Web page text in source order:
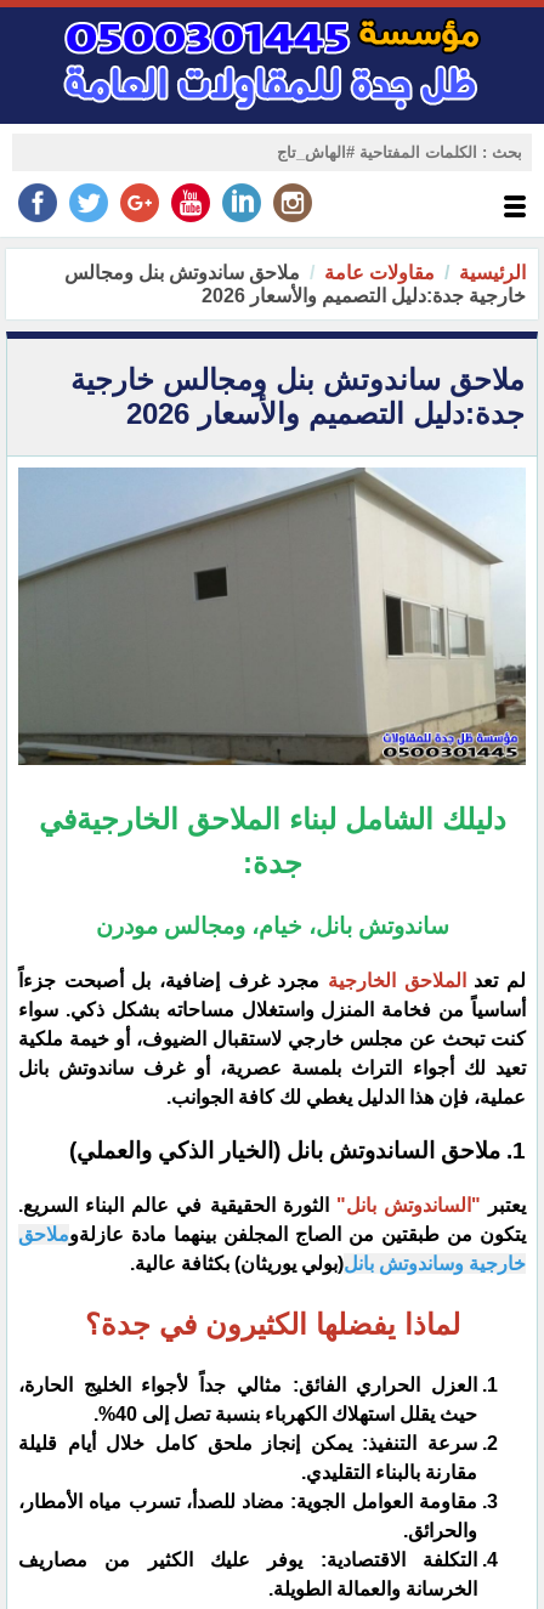
الرئيسية مقاولات عامة
ملاحق ساندوتش بنل ومجالس
خارجية جدة:دليل التصميم والأسعار 2026
ملاحق ساندوتش بنل ومجالس خارجية
جدة:دليل التصميم والأسعار 2026
دليلك الشامل لبناء الملاحق الخارجيةفي
جدة:
ساندوتش بانل، خيام، ومجالس مودرن
​لم تعد الملاحق الخارجية مجرد غرف إضافية، بل أصبحت جزءاً
أساسياً من فخامة المنزل واستغلال مساحاته بشكل ذكي. سواء
كنت تبحث عن مجلس خارجي لاستقبال الضيوف، أو خيمة ملكية
تعيد لك أجواء التراث بلمسة عصرية، أو غرف ساندوتش بانل
عملية، فإن هذا الدليل يغطي لك كافة الجوانب.
​1. ملاحق الساندوتش بانل (الخيار الذكي والعملي)
​يعتبر "الساندوتش بانل" الثورة الحقيقية في عالم البناء السريع.
يتكون من طبقتين من الصاج المجلفن بينهما مادة عازلةوملاحق
خارجية وساندوتش بانل(بولي يوريثان) بكثافة عالية.
لماذا يفضلها الكثيرون في جدة؟
​العزل الحراري الفائق: مثالي جداً لأجواء الخليج الحارة،
حيث يقلل استهلاك الكهرباء بنسبة تصل إلى 40%.
​سرعة التنفيذ: يمكن إنجاز ملحق كامل خلال أيام قليلة
مقارنة بالبناء التقليدي.
​مقاومة العوامل الجوية: مضاد للصدأ، تسرب مياه الأمطار،
والحرائق.
​التكلفة الاقتصادية: يوفر عليك الكثير من مصاريف
الخرسانة والعمالة الطويلة.